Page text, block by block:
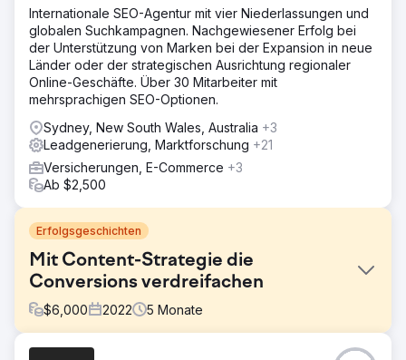
Internationale SEO-Agentur mit vier Niederlassungen und
globalen Suchkampagnen. Nachgewiesener Erfolg bei
der Unterstützung von Marken bei der Expansion in neue
Länder oder der strategischen Ausrichtung regionaler
Online-Geschäfte. Über 30 Mitarbeiter mit
mehrsprachigen SEO-Optionen.
Sydney, New South Wales, Australia +3
Leadgenerierung, Marktforschung +21
Versicherungen, E-Commerce +3
Ab $2,500
Erfolgsgeschichten
Mit Content-Strategie die
Conversions verdreifachen
$6,000 2022 5 Monate